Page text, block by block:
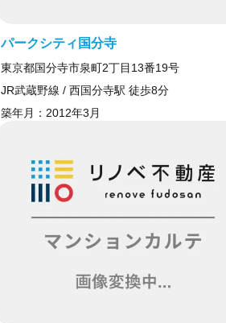
パークシティ国分寺
東京都国分寺市泉町2丁目13番19号
JR武蔵野線 / 西国分寺駅 徒歩8分
築年月： 2012年3月